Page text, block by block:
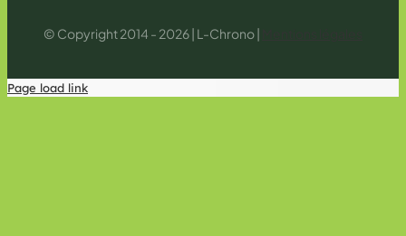
© Copyright 2014 - 2026 | L-Chrono |
Page load link